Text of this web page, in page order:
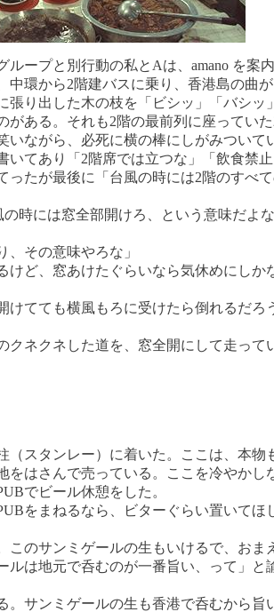
ループと別行動の私とAは、amano を案
中環から2階建バスに乗り、香港島の曲
張り出した木の枝を「ビシッ」「バシッ
がある。それも2階の最前列に座っていた
いながら、必死に横の棒にしがみついて
いてあり「2階席では立つな」「飲食禁
ったが最後に「台風の時には2階のすべ
の時には窓全部開けろ、という意味だよ
その意味やろな」
けど、窓あけたぐらいなら気休めにしか
けてても横風もろに受けたら倒れるだろ
クネクネした道を、窓全開にして走って
（スタンレー）に着いた。ここは、本物
をはさんで売っている。ここを冷やかし
でビール休憩をした。
をまねるなら、ビターぐらい置いてほ
このサンミゲールの生もいけるで、おま
ルは地元で呑むのが一番旨い、って」と
。サンミゲールの生も香港で呑むから旨